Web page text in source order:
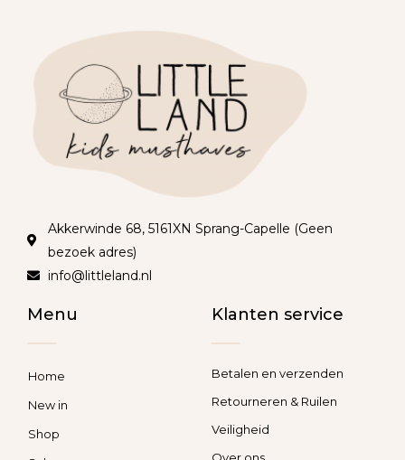
Akkerwinde 68, 5161XN Sprang-Capelle (Geen
bezoek adres)
info@littleland.nl
Menu
Home
New in
Shop
Klanten service
Betalen en verzenden
Retourneren & Ruilen
Veiligheid
Over ons